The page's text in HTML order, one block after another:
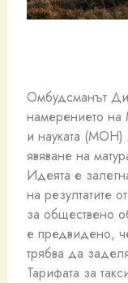
Омбудсманът
намерението на
и науката (МОН)
явяване на
Идеята е
на резултатите
за обществено
е предвидено,
трябва да
Тарифата за